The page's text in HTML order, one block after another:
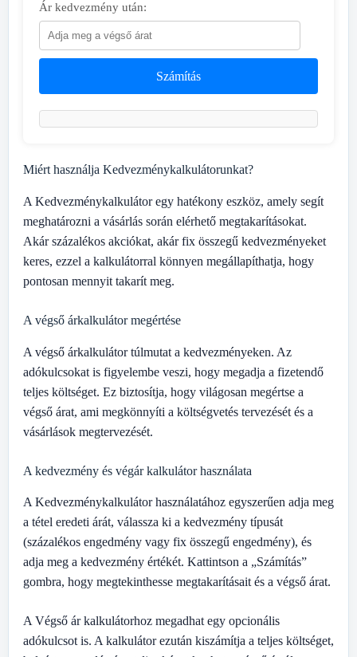
Ár kedvezmény után:
Számítás
Miért használja Kedvezménykalkulátorunkat?
A Kedvezménykalkulátor egy hatékony eszköz, amely segít
meghatározni a vásárlás során elérhető megtakarításokat.
Akár százalékos akciókat, akár fix összegű kedvezményeket
keres, ezzel a kalkulátorral könnyen megállapíthatja, hogy
pontosan mennyit takarít meg.
A végső árkalkulátor megértése
A végső árkalkulátor túlmutat a kedvezményeken. Az
adókulcsokat is figyelembe veszi, hogy megadja a fizetendő
teljes költséget. Ez biztosítja, hogy világosan megértse a
végső árat, ami megkönnyíti a költségvetés tervezését és a
vásárlások megtervezését.
A kedvezmény és végár kalkulátor használata
A Kedvezménykalkulátor használatához egyszerűen adja meg
a tétel eredeti árát, válassza ki a kedvezmény típusát
(százalékos engedmény vagy fix összegű engedmény), és
adja meg a kedvezmény értékét. Kattintson a „Számítás”
gombra, hogy megtekinthesse megtakarításait és a végső árat.
A Végső ár kalkulátorhoz megadhat egy opcionális
adókulcsot is. A kalkulátor ezután kiszámítja a teljes költséget,